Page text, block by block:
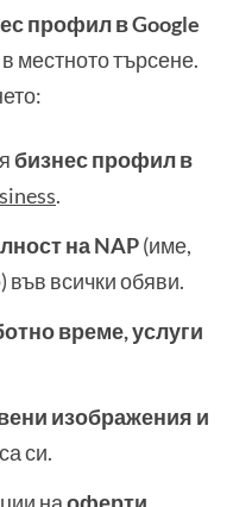
профил в Google
местното търсене.
бизнес профил в
.
на NAP(име,
всички обяви.
време, услуги
изображения и
си.